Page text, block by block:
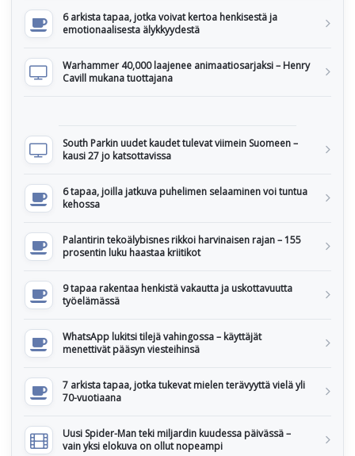
6 arkista tapaa, jotka voivat kertoa henkisestä ja
emotionaalisesta älykkyydestä
Warhammer 40,000 laajenee animaatiosarjaksi – Henry
Cavill mukana tuottajana
South Parkin uudet kaudet tulevat viimein Suomeen –
kausi 27 jo katsottavissa
6 tapaa, joilla jatkuva puhelimen selaaminen voi tuntua
kehossa
Palantirin tekoälybisnes rikkoi harvinaisen rajan – 155
prosentin luku haastaa kriitikot
9 tapaa rakentaa henkistä vakautta ja uskottavuutta
työelämässä
WhatsApp lukitsi tilejä vahingossa – käyttäjät
menettivät pääsyn viesteihinsä
7 arkista tapaa, jotka tukevat mielen terävyyttä vielä yli
70-vuotiaana
Uusi Spider-Man teki miljardin kuudessa päivässä –
vain yksi elokuva on ollut nopeampi